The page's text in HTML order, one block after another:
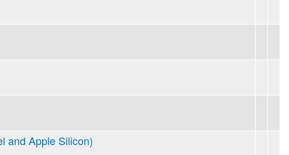
and Apple Silicon)